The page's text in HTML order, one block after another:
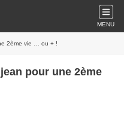
MENU
2ème vie … ou + !
pour une 2ème